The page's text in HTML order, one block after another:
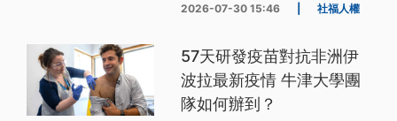
2026-07-30 15:46 社福人權
57天研發疫苗對抗非洲伊
波拉最新疫情 牛津大學團
隊如何辦到？